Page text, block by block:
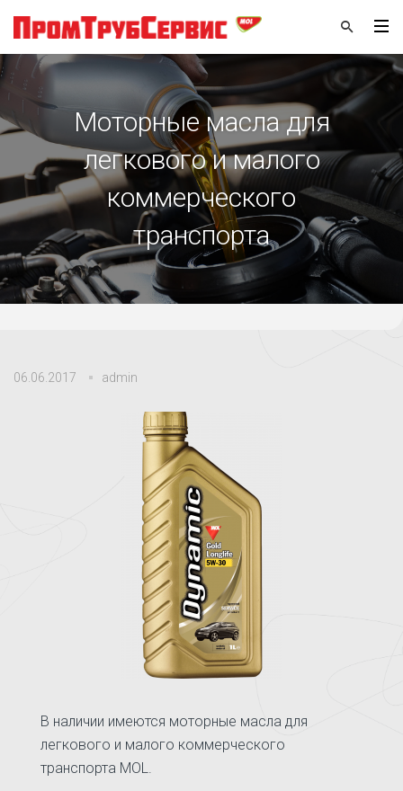
Моторные масла для
легкового и малого
коммерческого
транспорта
06.06.2017 admin
В наличии имеются моторные масла для
легкового и малого коммерческого
транспорта MOL.